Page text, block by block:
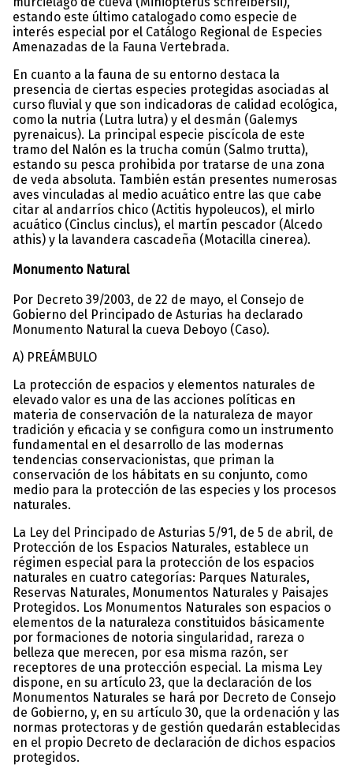
estando este último catalogado como especie de
interés especial por el Catálogo Regional de Especies
Amenazadas de la Fauna Vertebrada.
En cuanto a la fauna de su entorno destaca la
presencia de ciertas especies protegidas asociadas al
curso fluvial y que son indicadoras de calidad ecológica,
como la nutria (Lutra lutra) y el desmán (Galemys
pyrenaicus). La principal especie piscícola de este
tramo del Nalón es la trucha común (Salmo trutta),
estando su pesca prohibida por tratarse de una zona
de veda absoluta. También están presentes numerosas
aves vinculadas al medio acuático entre las que cabe
citar al andarríos chico (Actitis hypoleucos), el mirlo
acuático (Cinclus cinclus), el martín pescador (Alcedo
athis) y la lavandera cascadeña (Motacilla cinerea).
Monumento Natural
Por Decreto 39/2003, de 22 de mayo, el Consejo de
Gobierno del Principado de Asturias ha declarado
Monumento Natural la cueva Deboyo (Caso).
A) PREÁMBULO
La protección de espacios y elementos naturales de
elevado valor es una de las acciones políticas en
materia de conservación de la naturaleza de mayor
tradición y eficacia y se configura como un instrumento
fundamental en el desarrollo de las modernas
tendencias conservacionistas, que priman la
conservación de los hábitats en su conjunto, como
medio para la protección de las especies y los procesos
naturales.
La Ley del Principado de Asturias 5/91, de 5 de abril, de
Protección de los Espacios Naturales, establece un
régimen especial para la protección de los espacios
naturales en cuatro categorías: Parques Naturales,
Reservas Naturales, Monumentos Naturales y Paisajes
Protegidos. Los Monumentos Naturales son espacios o
elementos de la naturaleza constituidos básicamente
por formaciones de notoria singularidad, rareza o
belleza que merecen, por esa misma razón, ser
receptores de una protección especial. La misma Ley
dispone, en su artículo 23, que la declaración de los
Monumentos Naturales se hará por Decreto de Consejo
de Gobierno, y, en su artículo 30, que la ordenación y las
normas protectoras y de gestión quedarán establecidas
en el propio Decreto de declaración de dichos espacios
protegidos.